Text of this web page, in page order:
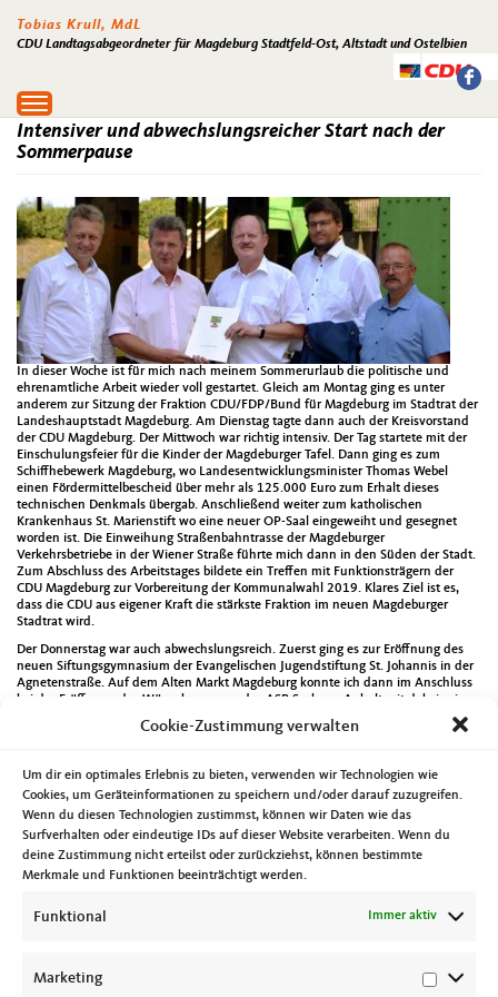
Cookie-Zustimmung verwalten
Um dir ein optimales Erlebnis zu bieten, verwenden wir Technologien wie
Cookies, um Geräteinformationen zu speichern und/oder darauf zuzugreifen.
Wenn du diesen Technologien zustimmst, können wir Daten wie das
Surfverhalten oder eindeutige IDs auf dieser Website verarbeiten. Wenn du
deine Zustimmung nicht erteilst oder zurückziehst, können bestimmte
Merkmale und Funktionen beeinträchtigt werden.
Funktional Immer aktiv
Marketing
Tobias Krull, MdL
CDU Landtagsabgeordneter für Magdeburg Stadtfeld-Ost, Altstadt und Ostelbien
Toggle
navigation
Intensiver und abwechslungsreicher Start nach der
Sommerpause
In dieser Woche ist für mich nach meinem Sommerurlaub die politische und
ehrenamtliche Arbeit wieder voll gestartet. Gleich am Montag ging es unter
anderem zur Sitzung der Fraktion CDU/FDP/Bund für Magdeburg im Stadtrat der
Landeshauptstadt Magdeburg. Am Dienstag tagte dann auch der Kreisvorstand
der CDU Magdeburg. Der Mittwoch war richtig intensiv. Der Tag startete mit der
Einschulungsfeier für die Kinder der Magdeburger Tafel. Dann ging es zum
Schiffhebewerk Magdeburg, wo Landesentwicklungsminister Thomas Webel
einen Fördermittelbescheid über mehr als 125.000 Euro zum Erhalt dieses
technischen Denkmals übergab. Anschließend weiter zum katholischen
Krankenhaus St. Marienstift wo eine neuer OP-Saal eingeweiht und gesegnet
worden ist. Die Einweihung Straßenbahntrasse der Magdeburger
Verkehrsbetriebe in der Wiener Straße führte mich dann in den Süden der Stadt.
Zum Abschluss des Arbeitstages bildete ein Treffen mit Funktionsträgern der
CDU Magdeburg zur Vorbereitung der Kommunalwahl 2019. Klares Ziel ist es,
dass die CDU aus eigener Kraft die stärkste Fraktion im neuen Magdeburger
Stadtrat wird.
Der Donnerstag war auch abwechslungsreich. Zuerst ging es zur Eröffnung des
neuen Siftungsgymnasium der Evangelischen Jugendstiftung St. Johannis in der
Agnetenstraße. Auf dem Alten Markt Magdeburg konnte ich dann im Anschluss
bei der Eröffnung des Wünschewagens des ASB Sachsen-Anhalt mit dabei sein.
Dort sprach unter anderem auch der Ministerpräsident des Landes Sachsen-
Anhalt Reiner Haseloff MdL.
Rathaus. Danach ging es zur Vorstellung der Ergebnisse eines Workcamps des
Volksbundes Deutsche Kriegsgräberfürsorge mit 21 Jugendlichen/jungen
Erwachsenen aus 11 Ländern. Dabei ging es auch um die Vorstellung eines
Friedensdenkmal welches in Magdeburg errichtet werden soll.
Sportlich wurde es dann bei der 15. Unihockeynight der dvg-Jugend wo ich selbst
als Mitglied einer Promi-Mannschaft zum Schläger greifen dürfte. Diese
ihn nur wünschen kann.